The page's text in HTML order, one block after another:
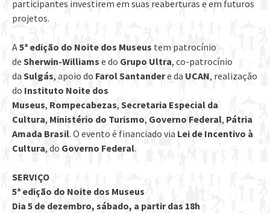
participantes investirem em suas reaberturas e em futuros
projetos.
A5​ª edição do Noite dos Museus tem patrocínio
deSherwin-Williams e do Grupo Ultra, co-patrocínio
daSulgás, apoio do Farol Santandere da UCAN, realização
do Instituto Noite dos
Museus, Rompecabezas, Secretaria Especial da
Cultura, Ministério do Turismo, Governo Federal, Pátria
Amada Brasil. O evento é financiado via Lei de Incentivo à
Cultura, do Governo Federal.
SERVIÇO
5ª edição do Noite dos Museus
Dia 5 de dezembro, sábado, a partir das 18h